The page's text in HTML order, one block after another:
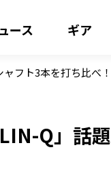
ース ギア
フト3本を打ち比べ！
Q」話題